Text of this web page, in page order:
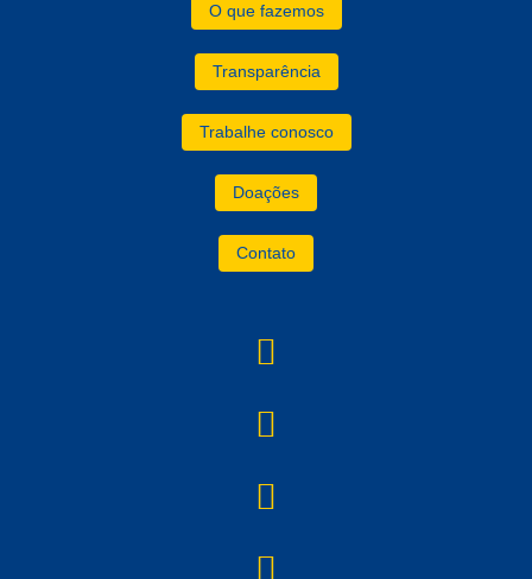
O que fazemos
Transparência
Trabalhe conosco
Doações
Contato